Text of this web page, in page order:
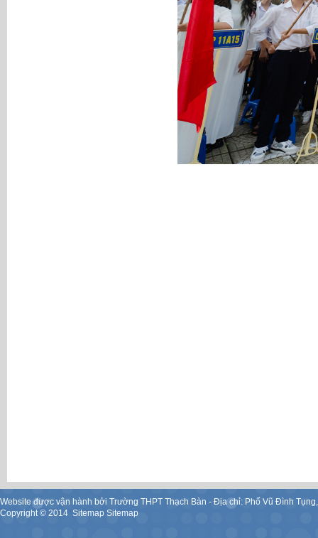
Website được vận hành bởi Trường THPT Thạch Bàn - Địa chỉ: Phố Vũ Đình
Copyright © 2014. Sitemap Sitemap